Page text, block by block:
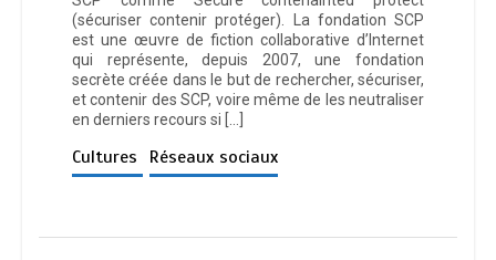
(sécuriser contenir protéger). La fondation SCP
est une œuvre de fiction collaborative d’Internet
qui représente, depuis 2007, une fondation
secrète créée dans le but de rechercher, sécuriser,
et contenir des SCP, voire même de les neutraliser
en derniers recours si […]
Cultures Réseaux sociaux